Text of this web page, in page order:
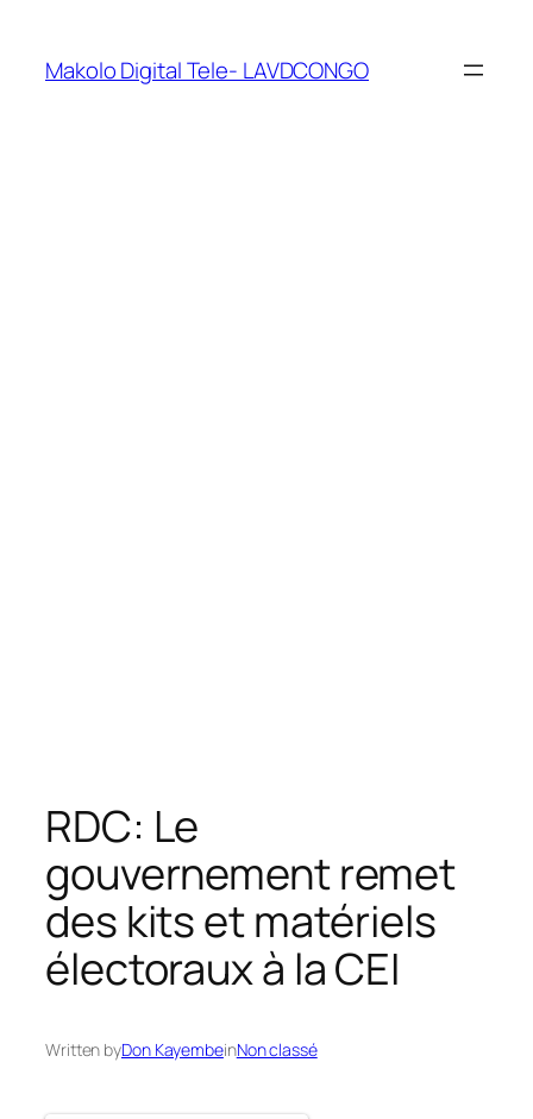
Makolo Digital Tele- LAVDCONGO
RDC: Le
gouvernement remet
des kits et matériels
électoraux à la CEI
Written byDon KayembeinNon classé